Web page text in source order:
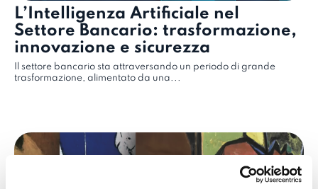
L’Intelligenza Artificiale nel
Settore Bancario: trasformazione,
innovazione e sicurezza
Il settore bancario sta attraversando un periodo di grande
trasformazione, alimentato da una...